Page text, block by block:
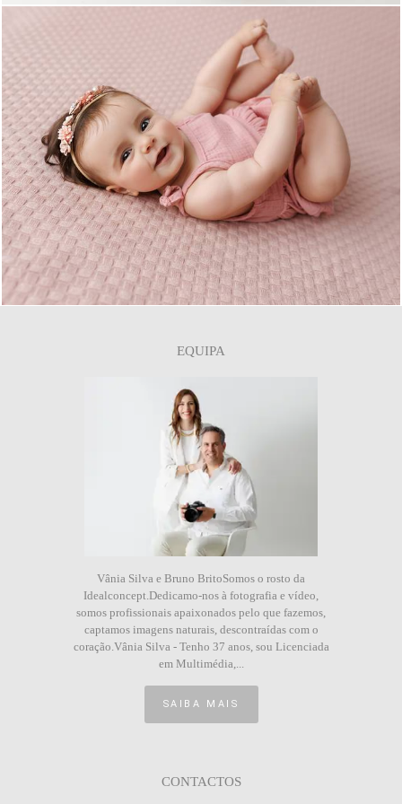
0
EQUIPA
Vânia Silva e Bruno BritoSomos o rosto da
Idealconcept.Dedicamo-nos à fotografia e vídeo,
somos profissionais apaixonados pelo que fazemos,
captamos imagens naturais, descontraídas com o
coração.Vânia Silva - Tenho 37 anos, sou Licenciada
em Multimédia,...
SAIBA MAIS
CONTACTOS